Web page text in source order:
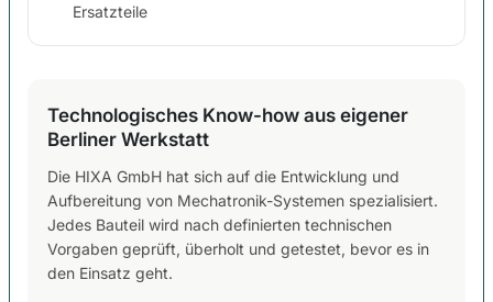
Ersatzteile
Technologisches Know-how aus eigener
Berliner Werkstatt
Die HIXA GmbH hat sich auf die Entwicklung und
Aufbereitung von Mechatronik-Systemen spezialisiert.
Jedes Bauteil wird nach definierten technischen
Vorgaben geprüft, überholt und getestet, bevor es in
den Einsatz geht.